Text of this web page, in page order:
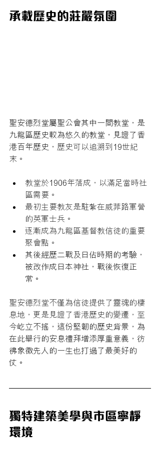
承載歷史的莊嚴氛圍
聖安德烈堂屬聖公會其中一間教堂，是
九龍區歷史較為悠久的教堂，見證了香
港百年歷史， 歷史可以追溯到19世紀
末。
教堂於1906年落成，以滿足當時社
區需要。
最初主要教友是駐紮在威菲路軍營
的英軍士兵。
逐漸成為九龍區基督教信徒的重要
聚會點。
其後經歷二戰及日佔時期的考驗，
被改作成日本神社，戰後恢復正
常。
聖安德烈堂不僅為信徒提供了靈魂的棲
息地，更是見證了香港歷史的變遷， 至
今屹立不搖，這份堅韌的歷史背景，為
在此舉行的安息禮拜增添厚重意義，彷
彿象徵先人的一生也打過了最美好的
仗。
獨特建築美學與市區寧靜
環境